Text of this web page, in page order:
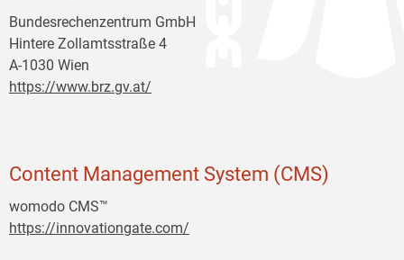
Bundesrechenzentrum GmbH
Hintere Zollamtsstraße 4
A-1030 Wien
https://www.brz.gv.at/
Content Management System (CMS)
womodo CMS™
https://innovationgate.com/